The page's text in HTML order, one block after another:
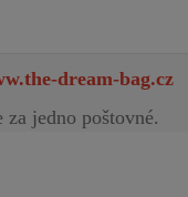
dream-bag.cz
jedno poštovné.